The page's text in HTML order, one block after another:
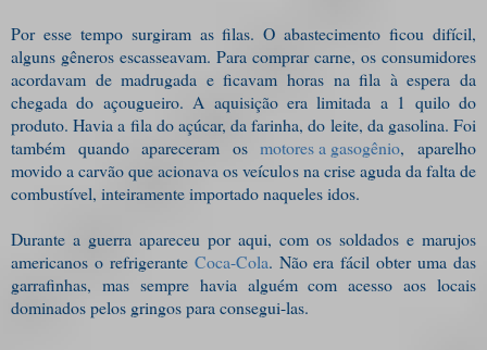
Por esse tempo surgiram as filas. O abastecimento ficou difícil,
alguns gêneros escasseavam. Para comprar carne, os consumidores
acordavam de madrugada e ficavam horas na fila à espera da
chegada do açougueiro. A aquisição era limitada a 1 quilo do
produto. Havia a fila do açúcar, da farinha, do leite, da gasolina. Foi
também quando apareceram osmotores a gasogênio, aparelho
movido a carvão que acionava os veículos na crise aguda da falta de
combustível, inteiramente importado naqueles idos.
Durante a guerra apareceu por aqui, com os soldados e marujos
americanos o refrigerante Coca-Cola. Não era fácil obter uma das
garrafinhas, mas sempre havia alguém com acesso aos locais
dominados pelos gringos para consegui-las.